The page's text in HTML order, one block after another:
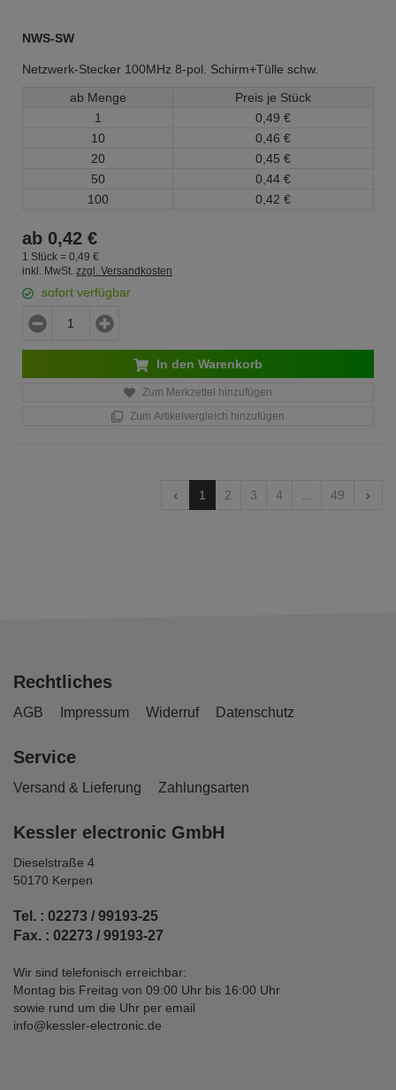
NWS-SW
Netzwerk-Stecker 100MHz 8-pol. Schirm+Tülle schw.
ab Menge
Preis je Stück
1
0, 49 €
10
0, 46 €
20
0, 45 €
50
0, 44 €
100
0, 42 €
ab 0,42 €
1 Stück = 0, 49 €
inkl. MwSt. zzgl. Versandkosten
sofort verfügbar
In den Warenkorb
Zum Merkzettel hinzufügen
Zum Artikelvergleich hinzufügen
1 2 3 4 49
Rechtliches
AGB Impressum Widerruf Datenschutz
Service
Versand & Lieferung Zahlungsarten
Kessler electronic GmbH
Dieselstraße 4
50170 Kerpen
Tel. : 02273 / 99193-25
Fax. : 02273 / 99193-27
Wir sind telefonisch erreichbar:
Montag bis Freitag von 09:00 Uhr bis 16:00 Uhr
sowie rund um die Uhr per email
info@kessler-electronic.de